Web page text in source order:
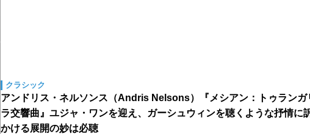
クラシック
アンドリス・ネルソンス（Andris Nelsons）『メシアン：トゥランガ
ラ交響曲』ユジャ・ワンを迎え、ガーシュウィンを聴くような抒情に
かける展開の妙は必聴